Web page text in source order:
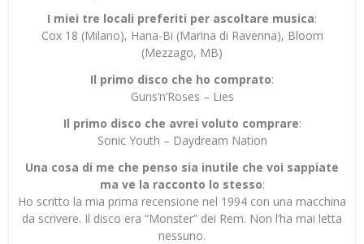
I miei tre locali preferiti per ascoltare musica:
Cox 18 (Milano), Hana-Bi (Marina di Ravenna), Bloom
(Mezzago, MB)
Il primo disco che ho comprato:
Guns’n’Roses – Lies
Il primo disco che avrei voluto comprare:
Sonic Youth – Daydream Nation
Una cosa di me che penso sia inutile che voi sappiate
ma ve la racconto lo stesso:
Ho scritto la mia prima recensione nel 1994 con una macchina
da scrivere. Il disco era “Monster” dei Rem. Non l’ha mai letta
nessuno.